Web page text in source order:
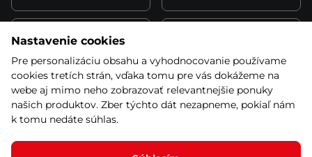
Spôsob platby
Montáž a servis Reklamácie a záruka
Kariéra
Nastavenie cookies
Pre personalizáciu obsahu a vyhodnocovanie používame
cookies tretích strán, vďaka tomu pre vás dokážeme na
webe aj mimo neho zobrazovať relevantnejšie ponuky
našich produktov. Zber týchto dát nezapneme, pokiaľ nám
k tomu nedáte súhlas.